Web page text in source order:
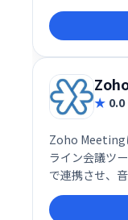
軽に集まり、
す。スムーズ
コミュニケー
イベント開催
0.0
Zoho Meeting
ライン会議ツ
で連携させ、
などをスムー
ュニケーショ